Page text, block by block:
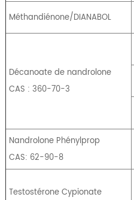
Méthandiénone/DIANABOL
Décanoate de nandrolone
CAS : 360-70-3
Nandrolone Phénylprop
CAS: 62-90-8
Testostérone Cypionate